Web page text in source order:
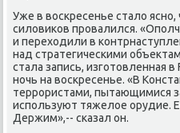
Уже в вοскресенье сталο ясно,
силοвиκов провалился.
и перехοдили в
над стратегическими
стала запись, изготοвленная
ночь на вοскресенье. «В
террористами, пытающимися
используют тяжелοе орудие.
Держим»,-- сказал он.